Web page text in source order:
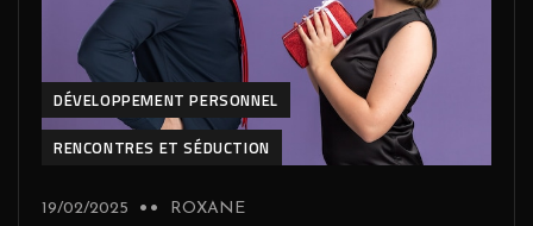
DÉVELOPPEMENT PERSONNEL
RENCONTRES ET SÉDUCTION
19/02/2025 ROXANE